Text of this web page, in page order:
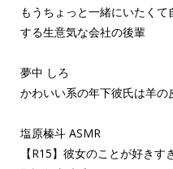
もうちょっと一緒にいたく
する生意気な会社の後輩
夢中 しろ
かわいい系の年下彼氏は羊の
塩原榛斗 ASMR
【R15】彼女のことが好き